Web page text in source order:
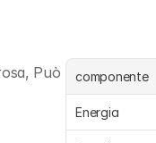
Può
componente
Energia